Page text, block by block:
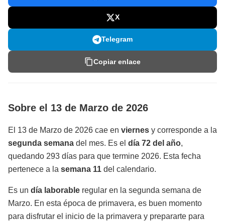
X
Telegram
Copiar enlace
Sobre el 13 de Marzo de 2026
El 13 de Marzo de 2026 cae en viernes y corresponde a la
segunda semana del mes. Es el día 72 del año,
quedando 293 días para que termine 2026. Esta fecha
pertenece a la semana 11 del calendario.
Es un día laborable regular en la segunda semana de
Marzo. En esta época de primavera, es buen momento
para disfrutar el inicio de la primavera y prepararte para